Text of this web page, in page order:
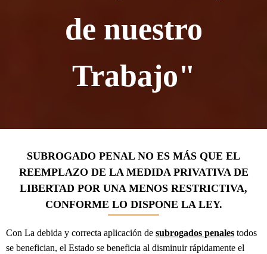
de nuestro
Trabajo"
SUBROGADO PENAL NO ES MÁS QUE EL
REEMPLAZO DE LA MEDIDA PRIVATIVA DE
LIBERTAD POR UNA MENOS RESTRICTIVA,
CONFORME LO DISPONE LA LEY.
Con La debida y correcta aplicación de subrogados penales todos
se benefician, el Estado se beneficia al disminuir rápidamente el